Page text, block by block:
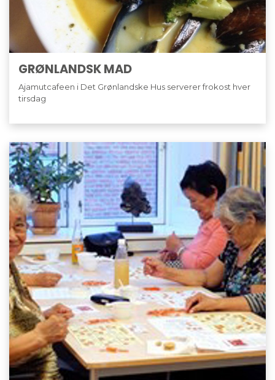
GRØNLANDSK MAD
Ajamutcafeen i Det Grønlandske Hus serverer frokost hver
tirsdag